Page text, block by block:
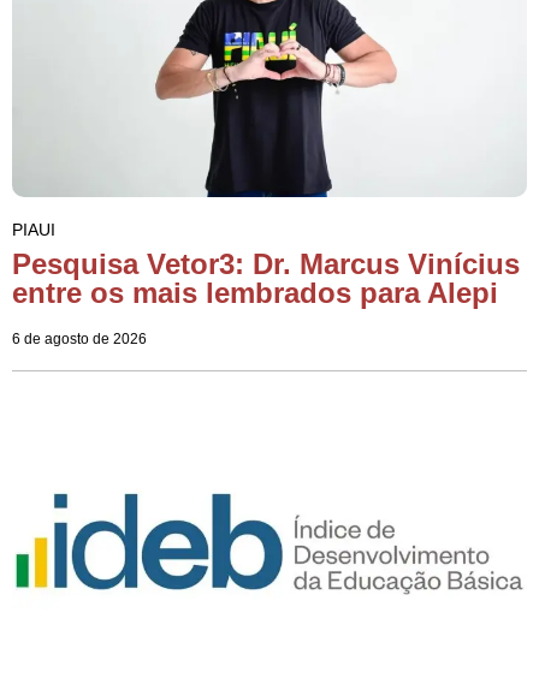
PIAUI
Pesquisa Vetor3: Dr. Marcus Vinícius
entre os mais lembrados para Alepi
6 de agosto de 2026